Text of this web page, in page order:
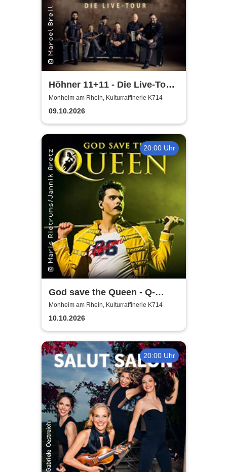
Höhner 11+11 - Die Live-Tour
2025/26
Monheim am Rhein, Kulturraffinerie K714
09.10.2026
20:00 Uhr
God save the Queen - Q-
Revival Band
Monheim am Rhein, Kulturraffinerie K714
10.10.2026
20:00 Uhr